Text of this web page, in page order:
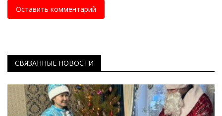
Оставить комментарий
СВЯЗАННЫЕ НОВОСТИ